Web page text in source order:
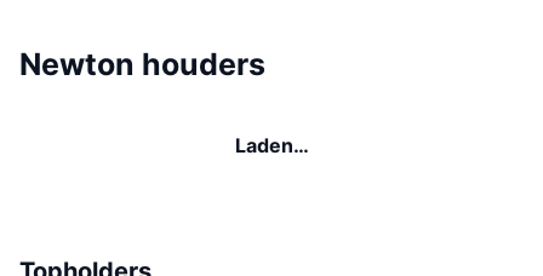
Newton houders
Laden…